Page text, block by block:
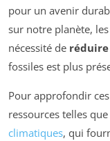
pour un avenir
sur notre planète, les
nécessité de
fossiles est plus
Pour approfondir
ressources telles que
climatiques, qui